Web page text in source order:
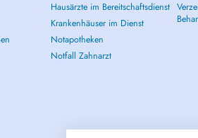
Hausärzte im Bereitschaftsdienst
Krankenhäuser im Dienst
Notapotheken
Notfall Zahnarzt